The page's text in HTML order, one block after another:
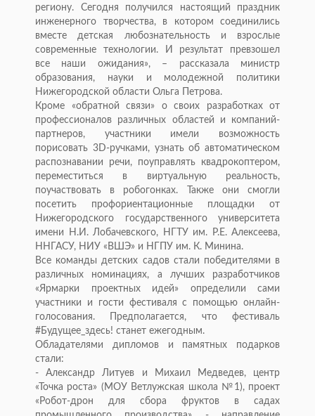
региону. Сегодня получился настоящий праздник
инженерного творчества, в котором соединились
вместе детская любознательность и взрослые
современные технологии. И результат превзошел
все наши ожидания», – рассказала министр
образования, науки и молодежной политики
Нижегородской области Ольга Петрова.
Кроме «обратной связи» о своих разработках от
профессионалов различных областей и компаний-
партнеров, участники имели возможность
порисовать 3D-ручками, узнать об автоматическом
распознавании речи, поуправлять квадрокоптером,
переместиться в виртуальную реальность,
поучаствовать в робогонках. Также они смогли
посетить профориентационные площадки от
Нижегородского государственного университета
имени Н.И. Лобачевского, НГТУ им. Р.Е. Алексеева,
ННГАСУ, НИУ «ВШЭ» и НГПУ им. К. Минина.
Все команды детских садов стали победителями в
различных номинациях, а лучших разработчиков
«Ярмарки проектных идей» определили сами
участники и гости фестиваля с помощью онлайн-
голосования. Предполагается, что фестиваль
#Будущее_здесь! станет ежегодным.
Обладателями дипломов и памятных подарков
стали:
- Александр Литуев и Михаил Медведев, центр
«Точка роста» (МОУ Ветлужская школа №1), проект
«Робот-дрон для сбора фруктов в садах